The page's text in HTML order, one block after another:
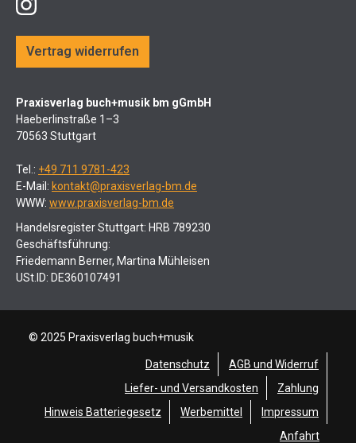
Vertrag widerrufen
Praxisverlag buch+musik bm gGmbH
Haeberlinstraße 1–3
70563 Stuttgart
Tel.: +49 711 9781-423
E-Mail: kontakt@praxisverlag-bm.de
WWW: www.praxisverlag-bm.de
Handelsregister Stuttgart: HRB 789230
Geschäftsführung:
Friedemann Berner, Martina Mühleisen
USt.ID: DE360107491
© 2025 Praxisverlag buch+musik
Datenschutz
AGB und Widerruf
Liefer- und Versandkosten
Zahlung
Hinweis Batteriegesetz
Werbemittel
Impressum
Anfahrt